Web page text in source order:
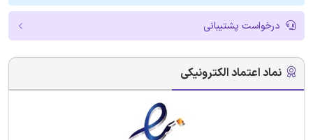
درخواست پشتیبانی
نماد اعتماد الکترونیکی